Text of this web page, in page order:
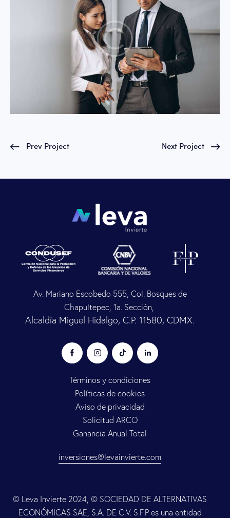
Prev Project Next Project
Av. Mariano Escobedo 555, Col. Bosques de
Chapultepec, 1a. Sección,
Alcaldía Miguel Hidalgo, C.P. 11580, CDMX.
Términos y condiciones
Políticas de cookies
Aviso de privacidad
Solicitud ARCO
Ganancia Anual Total
inversiones@levainvierte.com
© Leva Invierte 2024, © SOCIEDAD DE ALTERNATIVAS
ECONÓMICAS SAE, S.A. DE C.V. S.F.P es una entidad